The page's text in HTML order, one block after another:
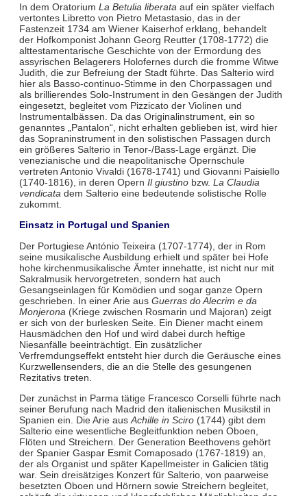
In dem Oratorium La Betulia liberata auf ein später vielfach
vertontes Libretto von Pietro Metastasio, das in der
Fastenzeit 1734 am Wiener Kaiserhof erklang, behandelt
der Hofkomponist Johann Georg Reutter (1708-1772) die
alttestamentarische Geschichte von der Ermordung des
assyrischen Belagerers Holofernes durch die fromme Witwe
Judith, die zur Befreiung der Stadt führte. Das Salterio wird
hier als Basso-continuo-Stimme in den Chorpassagen und
als brillierendes Solo-Instrument in den Gesängen der Judith
eingesetzt, begleitet vom Pizzicato der Violinen und
Instrumentalbässen. Da das Originalinstrument, ein so
genanntes „Pantalon“, nicht erhalten geblieben ist, wird hier
das Sopraninstrument in den solistischen Passagen durch
ein größeres Salterio in Tenor-/Bass-Lage ergänzt. Die
venezianische und die neapolitanische Opernschule
vertreten Antonio Vivaldi (1678-1741) und Giovanni Paisiello
(1740-1816), in deren Opern Il giustinobzw. La Claudia
vendicata dem Salterio eine bedeutende solistische Rolle
zukommt.
Einsatz in Portugal und Spanien
Der Portugiese António Teixeira (1707-1774), der in Rom
seine musikalische Ausbildung erhielt und später bei Hofe
hohe kirchenmusikalische Ämter innehatte, ist nicht nur mit
Sakralmusik hervorgetreten, sondern hat auch
Gesangseinlagen für Komödien und sogar ganze Opern
geschrieben. In einer Arie aus Guerras do Alecrim e da
Monjerona (Kriege zwischen Rosmarin und Majoran) zeigt
er sich von der burlesken Seite. Ein Diener macht einem
Hausmädchen den Hof und wird dabei durch heftige
Niesanfälle beeinträchtigt. Ein zusätzlicher
Verfremdungseffekt entsteht hier durch die Geräusche eines
Kurzwellensenders, die an die Stelle des gesungenen
Rezitativs treten.
Der zunächst in Parma tätige Francesco Corselli führte nach
seiner Berufung nach Madrid den italienischen Musikstil in
Spanien ein. Die Arie aus Achille in Sciro(1744) gibt dem
Salterio eine wesentliche Begleitfunktion neben Oboen,
Flöten und Streichern. Der Generation Beethovens gehört
der Spanier Gaspar Esmit Comaposado (1767-1819) an,
der als Organist und später Kapellmeister in Galicien tätig
war. Sein dreisätziges Konzert für Salterio, von paarweise
besetzten Oboen und Hörnern sowie Streichern begleitet,